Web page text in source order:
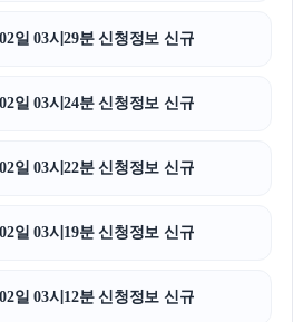
일 03시29분 신청정보 신규
일 03시24분 신청정보 신규
일 03시22분 신청정보 신규
일 03시19분 신청정보 신규
일 03시12분 신청정보 신규